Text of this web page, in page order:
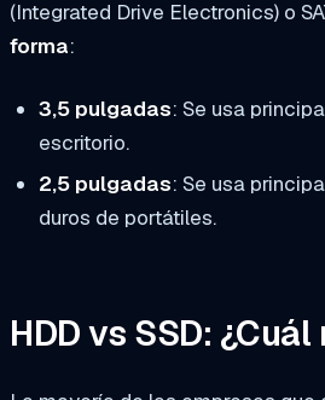
(Integrated Drive Electronics) o
forma:
3,5 pulgadas: Se usa
escritorio.
2,5 pulgadas: Se usa
duros de portátiles.
HDD vs SSD: